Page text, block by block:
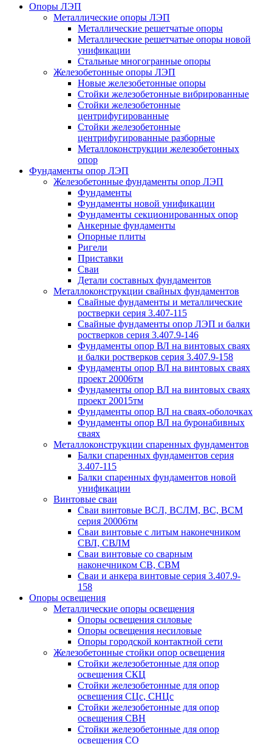
Опоры ЛЭП
Металлические опоры ЛЭП
Металлические решетчатые опоры
Металлические решетчатые опоры новой
унификации
Стальные многогранные опоры
Железобетонные опоры ЛЭП
Новые железобетонные опоры
Стойки железобетонные вибрированные
Стойки железобетонные
центрифугированные
Стойки железобетонные
центрифугированные разборные
Металлоконструкции железобетонных
опор
Фундаменты опор ЛЭП
Железобетонные фундаменты опор ЛЭП
Фундаменты
Фундаменты новой унификации
Фундаменты секционированных опор
Анкерные фундаменты
Опорные плиты
Ригели
Приставки
Сваи
Детали составных фундаментов
Металлоконструкции свайных фундаментов
Свайные фундаменты и металлические
ростверки серия 3.407-115
Свайные фундаменты опор ЛЭП и балки
ростверков серия 3.407.9-146
Фундаменты опор ВЛ на винтовых сваях
и балки ростверков серия 3.407.9-158
Фундаменты опор ВЛ на винтовых сваях
проект 20006тм
Фундаменты опор ВЛ на винтовых сваях
проект 20015тм
Фундаменты опор ВЛ на сваях-оболочках
Фундаменты опор ВЛ на буронабивных
сваях
Металлоконструкции спаренных фундаментов
Балки спаренных фундаментов серия
3.407-115
Балки спаренных фундаментов новой
унификации
Винтовые сваи
Сваи винтовые ВСЛ, ВСЛМ, ВС, ВСМ
серия 20006тм
Сваи винтовые с литым наконечником
СВЛ, СВЛМ
Сваи винтовые со сварным
наконечником СВ, СВМ
Сваи и анкера винтовые серия 3.407.9-
158
Опоры освещения
Металлические опоры освещения
Опоры освещения силовые
Опоры освещения несиловые
Опоры городской контактной сети
Железобетонные стойки опор освещения
Стойки железобетонные для опор
освещения СКЦ
Стойки железобетонные для опор
освещения СЦс, СНЦс
Стойки железобетонные для опор
освещения СВН
Стойки железобетонные для опор
освещения СО